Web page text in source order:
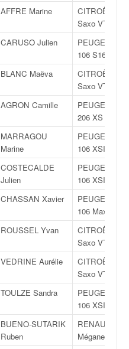
AFFRE Marine
CITROËN
Saxo VTS
CARUSO Julien
PEUGEOT
106 S16
BLANC Maëva
CITROËN
Saxo VTS
AGRON Camille
PEUGEOT
206 XS
MARRAGOU
Marine
PEUGEOT
106 XSI
COSTECALDE
Julien
PEUGEOT
106 XSI
CHASSAN Xavier
PEUGEOT
106 Maxi
ROUSSEL Yvan
CITROËN
Saxo VTS
VEDRINE Aurélie
CITROËN
Saxo VTS
TOULZE Sandra
PEUGEOT
106 XSI
BUENO-SUTARIK
Ruben
RENAULT
Mégane 16v